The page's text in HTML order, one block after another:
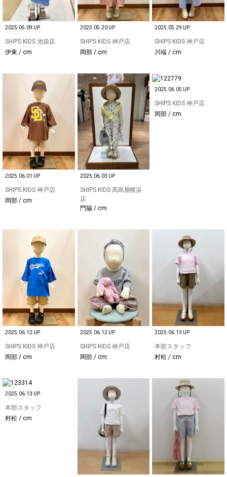
2025.05.09 UP
SHIPS KIDS 池袋店
伊東 / cm
2025.05.20 UP
SHIPS KIDS 神戸店
岡部 / cm
2025.05.29 UP
SHIPS KIDS 神戸店
川端 / cm
2025.06.01 UP
SHIPS KIDS 神戸店
岡部 / cm
2025.06.03 UP
SHIPS KIDS 髙島屋横浜
店
門脇 / cm
2025.06.05 UP
SHIPS KIDS 神戸店
岡部 / cm
2025.06.12 UP
SHIPS KIDS 神戸店
岡部 / cm
2025.06.12 UP
SHIPS KIDS 神戸店
岡部 / cm
2025.06.13 UP
本部スタッフ
村松 / cm
2025.06.13 UP
本部スタッフ
村松 / cm